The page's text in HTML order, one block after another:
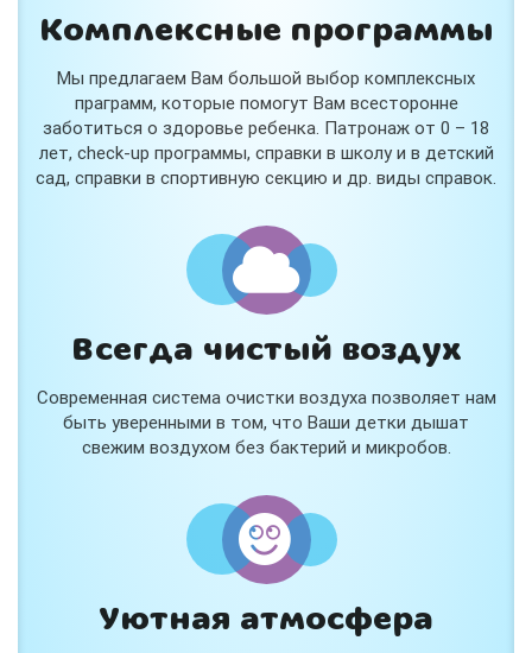
Комплексные программы
Мы предлагаем Вам большой выбор комплексных
праграмм, которые помогут Вам всесторонне
заботиться о здоровье ребенка. Патронаж от 0 – 18
лет, check-up программы, справки в школу и в детский
сад, справки в спортивную секцию и др. виды справок.
Всегда чистый воздух
Современная система очистки воздуха позволяет нам
быть уверенными в том, что Ваши детки дышат
свежим воздухом без бактерий и микробов.
Уютная атмосфера